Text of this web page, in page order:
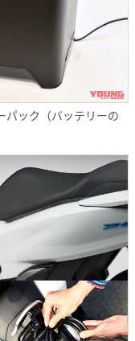
パック（バッテリーの